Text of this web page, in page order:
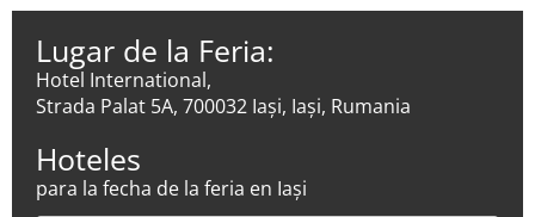
Lugar de la Feria:
Hotel International,
Strada Palat 5A, 700032 Iași, Iași, Rumania
Hoteles
para la fecha de la feria en Iași